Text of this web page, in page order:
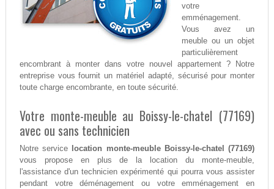
votre
emménagement.
Vous avez un
meuble ou un objet
particulièrement
encombrant à monter dans votre nouvel appartement ? Notre
entreprise vous fournit un matériel adapté, sécurisé pour monter
toute charge encombrante, en toute sécurité.
Votre monte-meuble au Boissy-le-chatel (77169)
avec ou sans technicien
Notre service
location monte-meuble Boissy-le-chatel (77169)
vous propose en plus de la location du monte-meuble,
l'assistance d'un technicien expérimenté qui pourra vous assister
pendant votre déménagement ou votre emménagement en